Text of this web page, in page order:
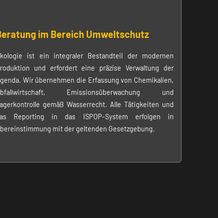
im Bereich Umweltschutz
ist ein integraler Bestandteil der modernen
und erfordert eine präzise Verwaltung der
Wir übernehmen die Erfassung von Chemikalien,
Emissionsüberwachung und
gemäß Wasserrecht. Alle Tätigkeiten und
Reporting in das ISPOP-System erfolgen in
mit der geltenden Gesetzgebung.